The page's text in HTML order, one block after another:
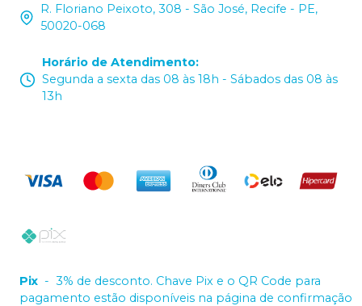
R. Floriano Peixoto, 308 - São José, Recife - PE,
50020-068
Horário de Atendimento:
Segunda a sexta das 08 às 18h - Sábados das 08 às
13h
Pix - 3% de desconto. Chave Pix e o QR Code para
pagamento estão disponíveis na página de confirmação